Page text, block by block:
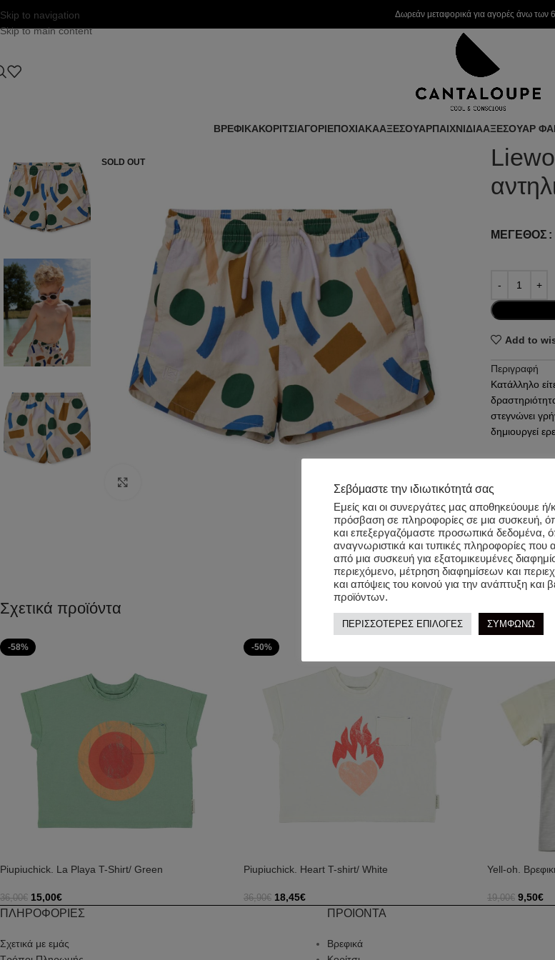
Skip to navigation
Skip to main content
Δωρεάν μεταφορικά για αγορές άνω των
ΒΡΕΦΙΚΑΚΟΡΙΤΣΙΑΓΟΡΙΕΠΟΧΙΑΚΑΑΞΕΣΟΥΑΡΠΑΙΧΝΙΔΙΑΑΞΕΣΟΥΑΡ
SOLD OUT
ΜΈΓΕΘΟΣ
Add to
Περιγραφή
Κατάλληλο
στεγνώνει
δημιουργεί
Κωδικός
Κατηγορίες:
Ετικέτα:
Share:
Σχετικά προϊόντα
-58%
Piupiuchick. La Playa T-Shirt/ Green
36,00€ 15,00€
Επιλογή
-50%
Piupiuchick. Heart T-shirt/ White
36,90€ 18,45€
Yell-oh.
19,00€ 9,50€
ΠΛΗΡΟΦΟΡΙΕΣ
Σχετικά με εμάς
ΠΡΟΙΟΝΤΑ
Βρεφικά
Σεβόμαστε την ιδιωτικότητά σας
Εμείς και οι συνεργάτες μας αποθηκεύουμε ή/
πρόσβαση σε πληροφορίες σε μια συσκευή,
και επεξεργαζόμαστε προσωπικά δεδομένα,
αναγνωριστικά και τυπικές πληροφορίες που
από μια συσκευή για εξατομικευμένες
περιεχόμενο, μέτρηση διαφημίσεων και
και απόψεις του κοινού για την ανάπτυξη και
προϊόντων.
ΠΕΡΙΣΣΟΤΕΡΕΣ ΕΠΙΛΟΓΕΣ ΣΥΜΦΩΝΩ